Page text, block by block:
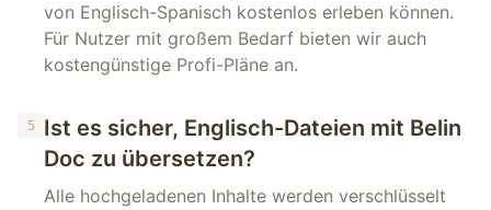
von Englisch-Spanisch kostenlos erleben können.
Für Nutzer mit großem Bedarf bieten wir auch
kostengünstige Profi-Pläne an.
5
Ist es sicher, Englisch-Dateien mit Belin
Doc zu übersetzen?
Alle hochgeladenen Inhalte werden verschlüsselt